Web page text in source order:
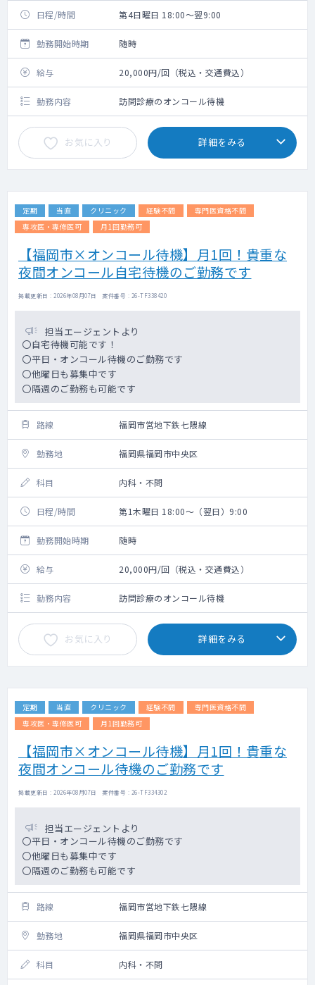
日程/時間 第4日曜日 18:00～翌9:00
勤務開始時期 随時
給与 20,000円/回（税込・交通費込）
勤務内容 訪問診療のオンコール待機
お気に入り 詳細をみる
定期 当直 クリニック 経験不問
専門医資格不問
専攻医・専修医可
月1回勤務可
【福岡市×オンコール待機】月1回！貴重な
夜間オンコール自宅待機のご勤務です
掲載更新日 : 2026年08月07日 案件番号 : 26-TF338420
担当エージェントより
〇自宅待機可能です！
〇平日・オンコール待機のご勤務です
〇他曜日も募集中です
〇隔週のご勤務も可能です
路線 福岡市営地下鉄七隈線
勤務地 福岡県福岡市中央区
科目 内科・不問
日程/時間 第1木曜日 18:00～（翌日）9:00
勤務開始時期 随時
給与 20,000円/回（税込・交通費込）
勤務内容 訪問診療のオンコール待機
お気に入り 詳細をみる
定期 当直 クリニック 経験不問
専門医資格不問
専攻医・専修医可
月1回勤務可
【福岡市×オンコール待機】月1回！貴重な
夜間オンコール待機のご勤務です
掲載更新日 : 2026年08月07日 案件番号 : 26-TF334302
担当エージェントより
〇平日・オンコール待機のご勤務です
〇他曜日も募集中です
〇隔週のご勤務も可能です
路線 福岡市営地下鉄七隈線
勤務地 福岡県福岡市中央区
科目 内科・不問